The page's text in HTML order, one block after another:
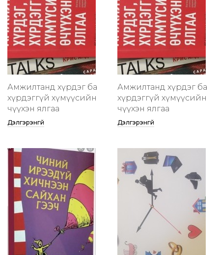
Амжилтанд хүрдэг ба
хүрдэггүй хүмүүсийн
өчүүхэн ялгаа
Дэлгэрэнгүй
Амжилтанд хүрдэг ба
хүрдэггүй хүмүүсийн
өчүүхэн ялгаа
Дэлгэрэнгүй